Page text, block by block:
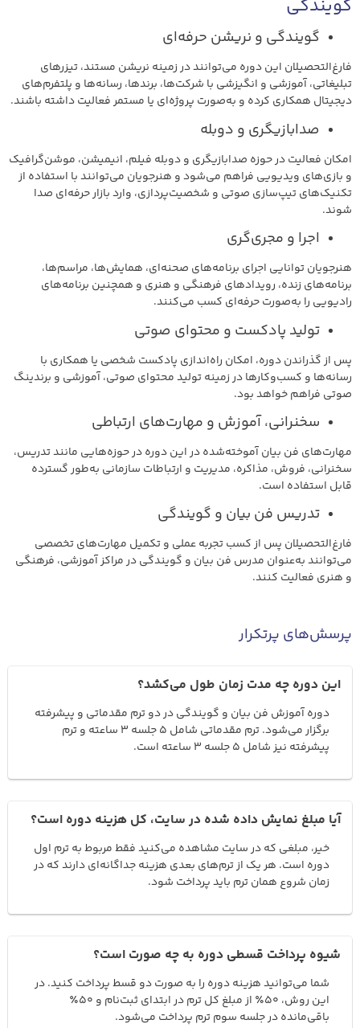
گویندگی
گویندگی و نریشن حرفه‌ای
فارغ‌التحصیلان این دوره می‌توانند در زمینه نریشن مستند، تیزرهای
تبلیغاتی، آموزشی و انگیزشی با شرکت‌ها، برندها، رسانه‌ها و پلتفرم‌های
دیجیتال همکاری کرده و به‌صورت پروژه‌ای یا مستمر فعالیت داشته باشند.
صدا‌بازیگری و دوبله
امکان فعالیت در حوزه صدا‌بازیگری و دوبله فیلم، انیمیشن، موشن‌گرافیک
و بازی‌های ویدیویی فراهم می‌شود و هنرجویان می‌توانند با استفاده از
تکنیک‌های تیپ‌سازی صوتی و شخصیت‌پردازی، وارد بازار حرفه‌ای صدا
شوند.
اجرا و مجری‌گری
هنرجویان توانایی اجرای برنامه‌های صحنه‌ای، همایش‌ها، مراسم‌ها،
برنامه‌های زنده، رویدادهای فرهنگی و هنری و همچنین برنامه‌های
رادیویی را به‌صورت حرفه‌ای کسب می‌کنند.
تولید پادکست و محتوای صوتی
پس از گذراندن دوره، امکان راه‌اندازی پادکست شخصی یا همکاری با
رسانه‌ها و کسب‌وکارها در زمینه تولید محتوای صوتی، آموزشی و برندینگ
صوتی فراهم خواهد بود.
سخنرانی، آموزش و مهارت‌های ارتباطی
مهارت‌های فن بیان آموخته‌شده در این دوره در حوزه‌هایی مانند تدریس،
سخنرانی، فروش، مذاکره، مدیریت و ارتباطات سازمانی به‌طور گسترده
قابل استفاده است.
تدریس فن بیان و گویندگی
فارغ‌التحصیلان پس از کسب تجربه عملی و تکمیل مهارت‌های تخصصی
می‌توانند به‌عنوان مدرس فن بیان و گویندگی در مراکز آموزشی، فرهنگی
و هنری فعالیت کنند.
پرسش‌های پرتکرار
این دوره چه مدت زمان طول می‌کشد؟
دوره آموزش فن بیان و گویندگی در دو ترم مقدماتی و پیشرفته
برگزار می‌شود. ترم مقدماتی شامل ۵ جلسه ۳ ساعته و ترم
پیشرفته نیز شامل ۵ جلسه ۳ ساعته است.
آیا مبلغ نمایش داده شده در سایت، کل هزینه دوره است؟
خیر، مبلغی که در سایت مشاهده می‌کنید فقط مربوط به ترم اول
دوره است. هر یک از ترم‌های بعدی هزینه جداگانه‌ای دارند که در
زمان شروع همان ترم باید پرداخت شود.
شیوه پرداخت قسطی دوره به چه صورت است؟
شما می‌توانید هزینه دوره را به صورت دو قسط پرداخت کنید. در
این روش، ۵۰٪ از مبلغ کل ترم در ابتدای ثبت‌نام و ۵۰٪
باقی‌مانده در جلسه سوم ترم پرداخت می‌شود.